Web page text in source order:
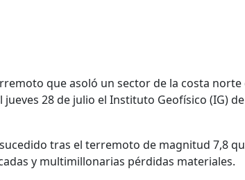
que asoló un sector de la costa norte
28 de julio el Instituto Geofísico (IG)
tras el terremoto de magnitud 7,8
y multimillonarias pérdidas materiales.